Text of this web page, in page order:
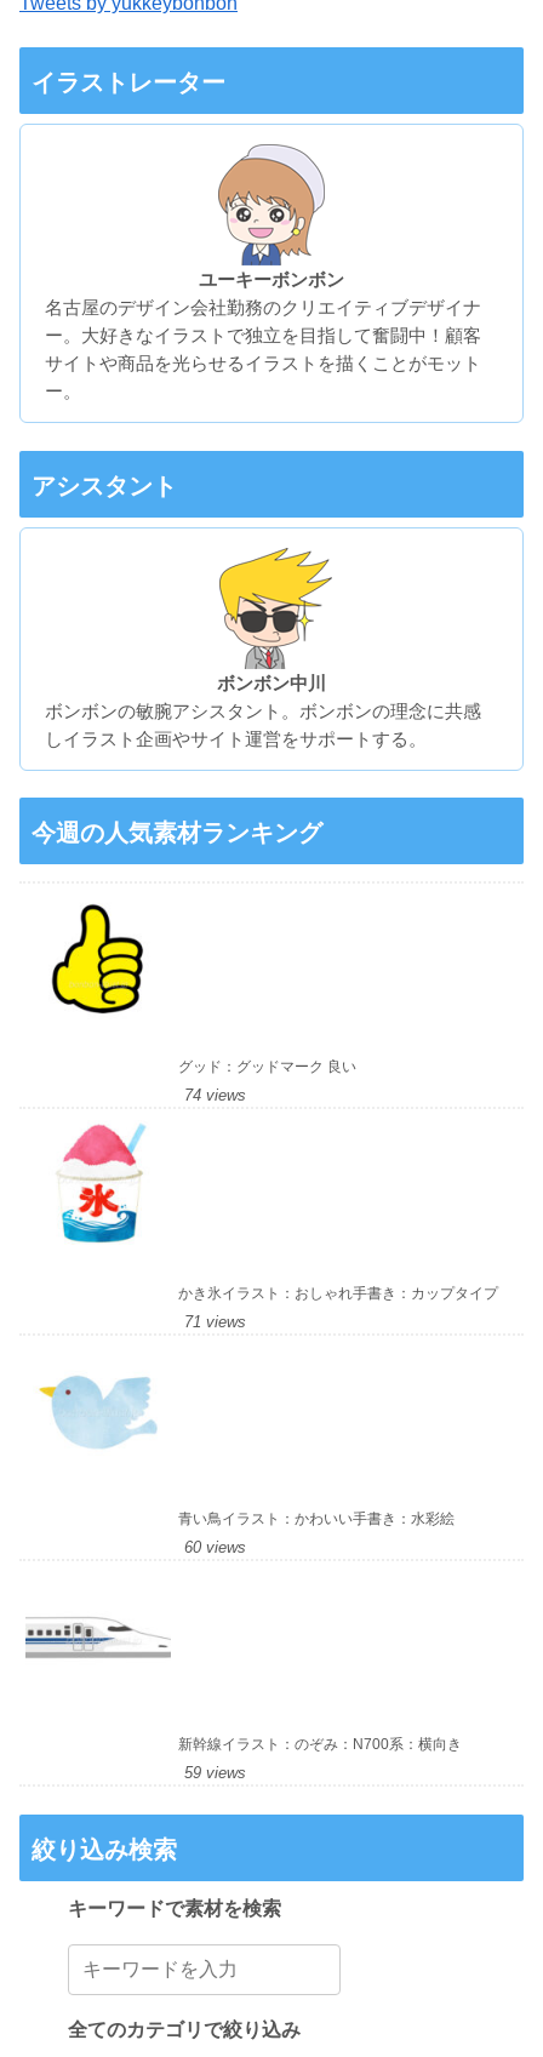
イラストレーター
ユーキーボンボン
名古屋のデザイン会社勤務のクリエイティブデザイナ
ー。大好きなイラストで独立を目指して奮闘中！顧客
サイトや商品を光らせるイラストを描くことがモット
ー。
アシスタント
ボンボン中川
ボンボンの敏腕アシスタント。ボンボンの理念に共感
しイラスト企画やサイト運営をサポートする。
今週の人気素材ランキング
グッド：グッドマーク 良い
74 views
かき氷イラスト：おしゃれ手書き：カップタイプ
71 views
青い鳥イラスト：かわいい手書き：水彩絵
60 views
新幹線イラスト：のぞみ：N700系：横向き
59 views
絞り込み検索
キーワードで素材を検索
全てのカテゴリで絞り込み